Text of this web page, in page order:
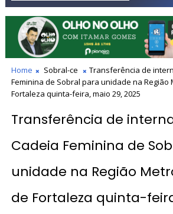
Home Sobral-ce
Transferência de
Feminina de Sobral para unidade na Região
Fortaleza quinta-feira, maio 29, 2025
Transferência de
Cadeia Feminina de
unidade na Região
de Fortaleza quinta-